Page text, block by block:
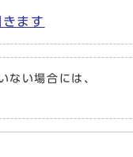
ます
い場合には、